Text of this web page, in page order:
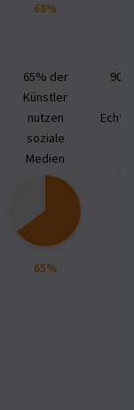
68%
65% der
Künstler
nutzen
soziale
Medien
65%